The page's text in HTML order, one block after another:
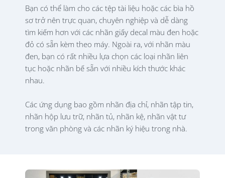
Bạn có thể làm cho các tệp tài liệu hoặc các bìa hồ
sơ trở nên trực quan, chuyên nghiệp và dễ dàng
tìm kiếm hơn với các nhãn giấy decal màu đen hoặc
đỏ có sẵn kèm theo máy. Ngoài ra, với nhãn màu
đen, bạn có rất nhiều lựa chọn các loại nhãn liên
tục hoặc nhãn bế sẵn với nhiều kích thước khác
nhau.
Các ứng dụng bao gồm nhãn địa chỉ, nhãn tập tin,
nhãn hộp lưu trữ, nhãn tủ, nhãn kệ, nhãn vật tư
trong văn phòng và các nhãn ký hiệu trong nhà.